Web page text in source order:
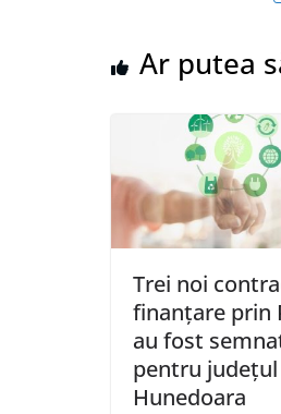
Ar putea
Trei noi
finanțare prin
au fost
pentru județul
Hunedoara